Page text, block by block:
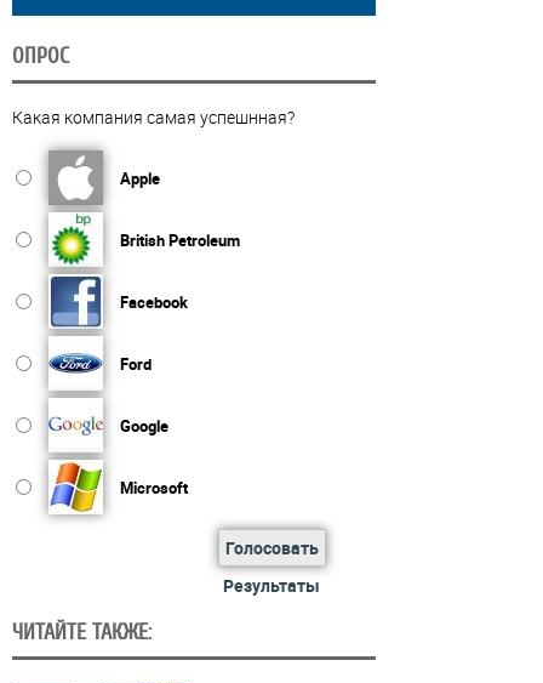
ОПРОС
Какая компания самая успешнная?
Apple
British Petroleum
Facebook
Ford
Google
Microsoft
Голосовать
Результаты
ЧИТАЙТЕ ТАКЖЕ: